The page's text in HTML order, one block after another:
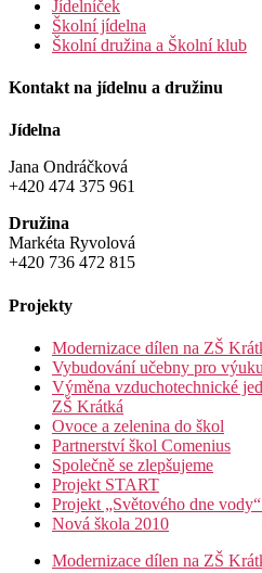
Jídelníček
Školní jídelna
Školní družina a Školní klub
Kontakt na jídelnu a družinu
Jídelna
Jana Ondráčková
+420 474 375 961
Družina
Markéta Ryvolová
+420 736 472 815
Projekty
Modernizace dílen na ZŠ
Vybudování učebny pro
Výměna vzduchotechnické
ZŠ Krátká
Ovoce a zelenina do škol
Partnerství škol Comenius
Společně se zlepšujeme
Projekt START
Projekt „Světového dne
Nová škola 2010
Modernizace dílen na ZŠ